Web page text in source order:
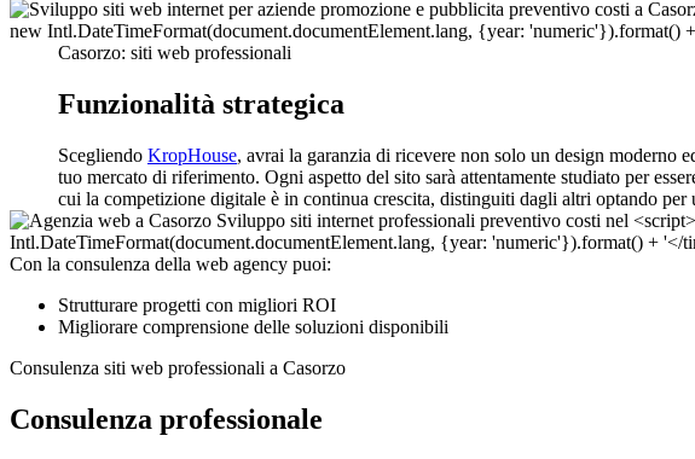
Casorzo: siti web professionali
Funzionalità strategica
Scegliendo KropHouse, avrai la garanzia di ricevere non solo un design moderno
tuo mercato di riferimento. Ogni aspetto del sito sarà attentamente studiato per
cui la competizione digitale è in continua crescita, distinguiti dagli altri optando per
Con la consulenza della web agency puoi:
Strutturare progetti con migliori ROI
Migliorare comprensione delle soluzioni disponibili
Consulenza siti web professionali a Casorzo
Consulenza professionale